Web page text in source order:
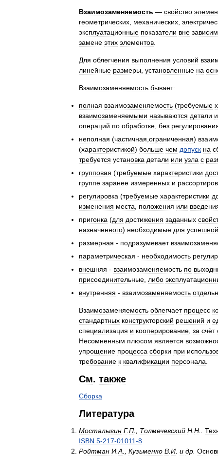
Взаимозаменяемость — свойство
геометрических механических
эксплуатационные показатели вне
замене этих элементов
Для облегчения выполнения условий
линейные размеры установленные на
Взаимозаменяемость бывает:
полная взаимозаменяемость (требуемые
взаимозаменяемыми называются детали и
операций по обработке без
неполная (частичная ограниченная)
(характеристикой) больше чем допуск на
требуется установка детали или узла с
групповая (требуемые характеристики
группе заранее измеренных и
регулировка (требуемые характеристики
изменения места положения или
пригонка (для достижения заданных
назначенного) необходимые для успешной
размерная - подразумевает
параметрическая - необходимость
внешняя - взаимозаменяемость по
присоединительные либо
внутренняя - взаимозаменяемость
Взаимозаменяемость облегчает процесс
стандартных конструкторский решений и
специализация и кооперирование за счёт
Несомненным плюсом является
упрощение процесса сборки при
требование к квалификации персонала
См. также
Сборка
Литература
Мосталыгин Г.П Толмечевский Н Н
ISBN 5-217-01011-8
Ройтман И А Кузьменко В И и др